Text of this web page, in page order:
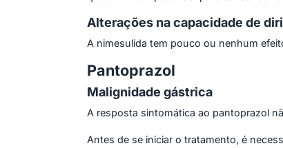
Alterações na capacidade de
A nimesulida tem pouco ou nenhum
Pantoprazol
Malignidade gástrica
A resposta sintomática ao pantoprazol
Antes de se iniciar o tratamento, é